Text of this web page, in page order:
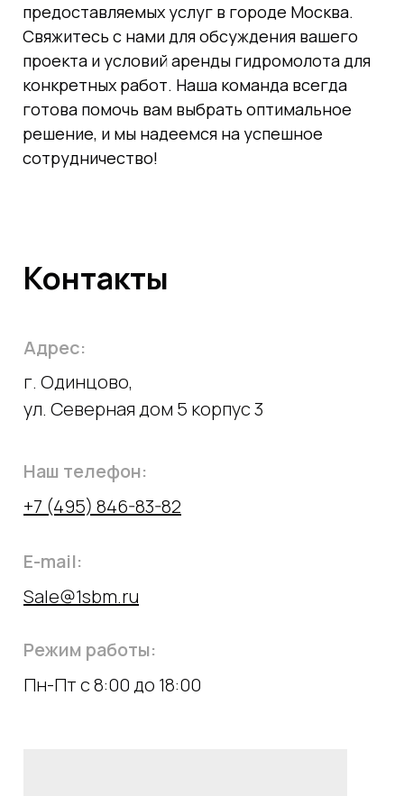
предоставляемых услуг в городе Москва.
Свяжитесь с нами для обсуждения вашего
проекта и условий аренды гидромолота для
конкретных работ. Наша команда всегда
готова помочь вам выбрать оптимальное
решение, и мы надеемся на успешное
сотрудничество!
Sale@1sbm.ru
Пн-Пт с 8:00 до 18:00
Режим работы:
E-mail:
+7 (495) 846-83-82
Наш телефон:
г. Одинцово,
ул. Северная дом 5 корпус 3
Адрес:
Контакты